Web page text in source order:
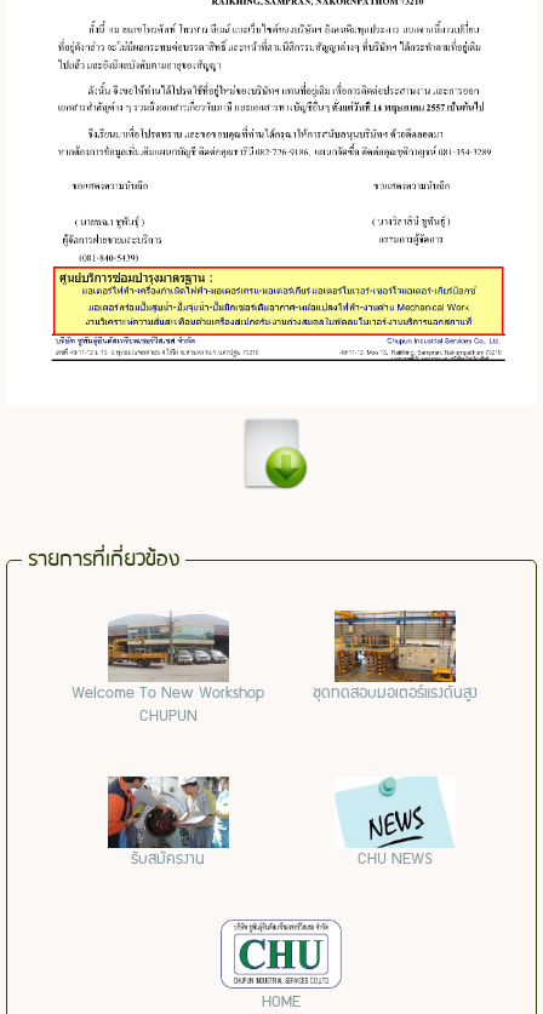
รายการที่เกี่ยวข้อง
Welcome To New Workshop
CHUPUN
ชุดทดสอบมอเตอร์แรงดันสูง
รับสมัครงาน CHU NEWS
HOME